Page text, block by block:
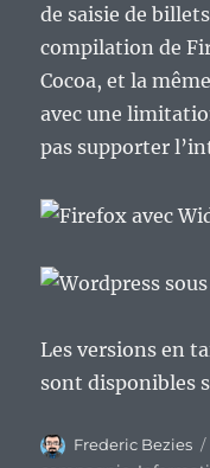
de saisie de
compilation de
Cocoa, et la
avec une
pas supporter
Les versions en
sont disponibles
Auteur
Frederic Bezies